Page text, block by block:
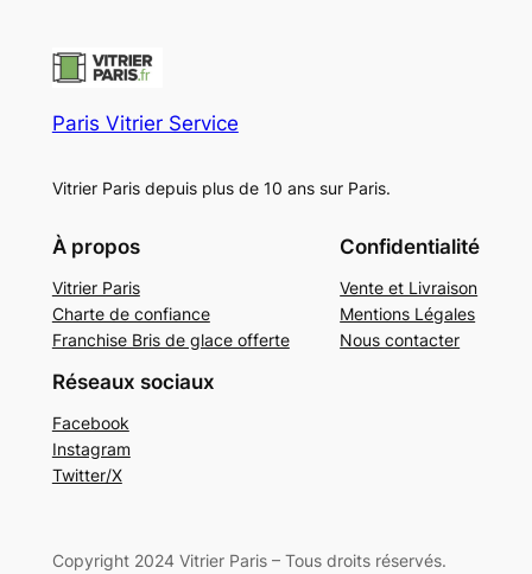
Paris Vitrier Service
Vitrier Paris depuis plus de 10 ans sur Paris.
À propos
Vitrier Paris
Charte de confiance
Franchise Bris de glace offerte
Confidentialité
Vente et Livraison
Mentions Légales
Nous contacter
Réseaux sociaux
Facebook
Instagram
Twitter/X
Copyright 2024 Vitrier Paris – Tous droits réservés.